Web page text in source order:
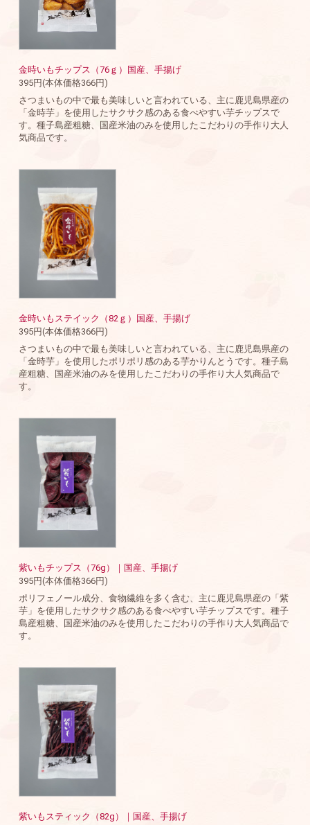
金時いもチップス（76ｇ）国産、手揚げ
395円(本体価格366円)
さつまいもの中で最も美味しいと言われている、主に鹿児島県産の
「金時芋」を使用したサクサク感のある食べやすい芋チップスで
す。種子島産粗糖、国産米油のみを使用したこだわりの手作り大人
気商品です。
金時いもステイック（82ｇ）国産、手揚げ
395円(本体価格366円)
さつまいもの中で最も美味しいと言われている、主に鹿児島県産の
「金時芋」を使用したポリポリ感のある芋かりんとうです。種子島
産粗糖、国産米油のみを使用したこだわりの手作り大人気商品で
す。
紫いもチップス（76g）｜国産、手揚げ
395円(本体価格366円)
ポリフェノール成分、食物繊維を多く含む、主に鹿児島県産の「紫
芋」を使用したサクサク感のある食べやすい芋チップスです。種子
島産粗糖、国産米油のみを使用したこだわりの手作り大人気商品で
す。
紫いもスティック（82g）｜国産、手揚げ